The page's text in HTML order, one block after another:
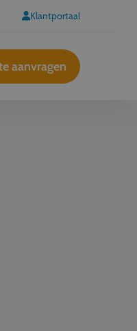
Klantportaal
aanvragen